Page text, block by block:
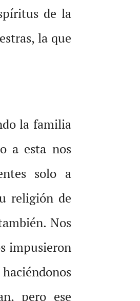
de la
la que
la familia
a esta nos
solo a
religión de
Nos
impusieron
pero ese